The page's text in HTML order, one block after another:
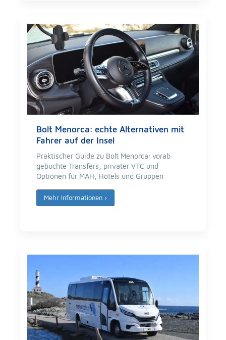
Bolt Menorca: echte Alternativen mit
Fahrer auf der Insel
Praktischer Guide zu Bolt Menorca: vorab
gebuchte Transfers, privater VTC und
Optionen für MAH, Hotels und Gruppen
Mehr Informationen ›